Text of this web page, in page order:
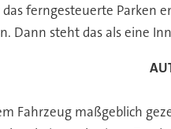
ferngesteuerte Parken
Dann steht das als eine
Fahrzeug maßgeblich